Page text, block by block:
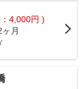
4,000円 )
ヶ月